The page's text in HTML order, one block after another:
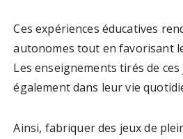
Ces expériences éducatives
autonomes tout en favorisant
Les enseignements tirés de
également dans leur vie
Ainsi, fabriquer des jeux de